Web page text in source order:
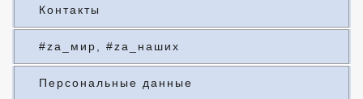
Контакты
#za_мир, #za_наших
Персональные данные